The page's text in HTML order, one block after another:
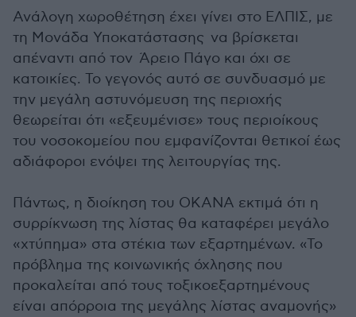
Ανάλογη χωροθέτηση έχει γίνει στο ΕΛΠΙΣ, με
τη Μονάδα Υποκατάστασης να βρίσκεται
απέναντι από τον Άρειο Πάγο και όχι σε
κατοικίες. Το γεγονός αυτό σε συνδυασμό με
την μεγάλη αστυνόμευση της περιοχής
θεωρείται ότι «εξευμένισε» τους περιοίκους
του νοσοκομείου που εμφανίζονται θετικοί έως
αδιάφοροι ενόψει της λειτουργίας της.
Πάντως, η διοίκηση του ΟΚΑΝΑ εκτιμά ότι η
συρρίκνωση της λίστας θα καταφέρει μεγάλο
«χτύπημα» στα στέκια των εξαρτηµένων. «Το
πρόβλημα της κοινωνικής όχλησης που
προκαλείται από τους τοξικοεξαρτηµένους
είναι απόρροια της μεγάλης λίστας αναμονής»